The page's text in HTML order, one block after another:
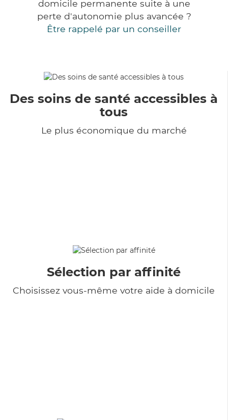
domicile permanente suite à une
perte d'autonomie plus avancée ?
Être rappelé par un conseiller
Des soins de santé accessibles à
tous
Le plus économique du marché
Sélection par affinité
Choisissez vous-même votre aide à domicile